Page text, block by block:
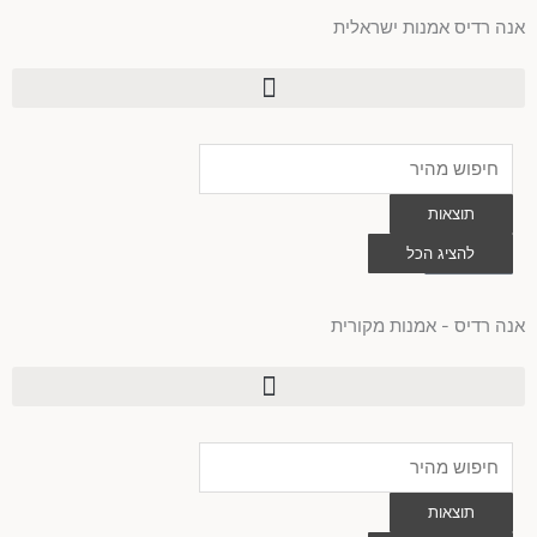
אנה רדיס אמנות ישראלית
...
תוצאות
להציג הכל
0
עגלת
קניות
אנה רדיס - אמנות מקורית
...
תוצאות